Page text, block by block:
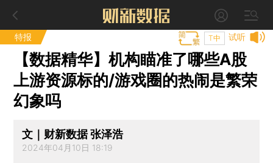
特报 试听
T中
【数据精华】机构瞄准了哪些A股
上游资源标的/游戏圈的热闹是繁荣
幻象吗
文｜财新数据 张泽浩
2024年04月10日 18:19